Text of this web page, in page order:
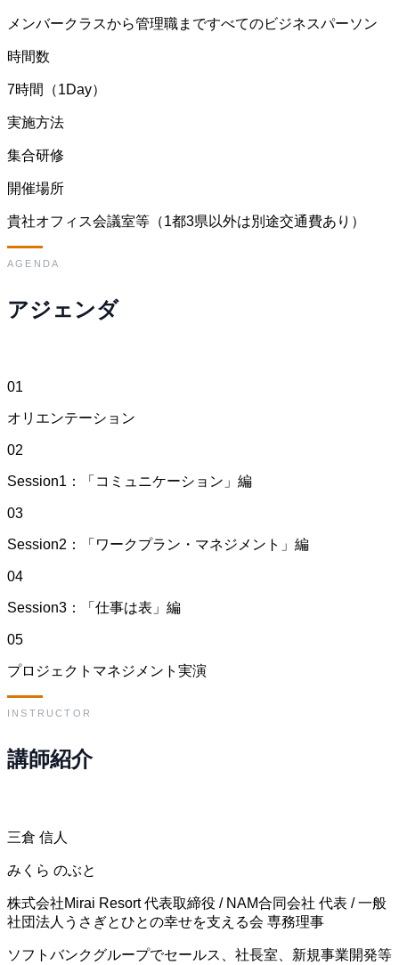
メンバークラスから管理職まですべてのビジネスパーソン
時間数
7時間（1Day）
実施方法
集合研修
開催場所
貴社オフィス会議室等（1都3県以外は別途交通費あり）
AGENDA
アジェンダ
01
オリエンテーション
02
Session1：「コミュニケーション」編
03
Session2：「ワークプラン・マネジメント」編
04
Session3：「仕事は表」編
05
プロジェクトマネジメント実演
INSTRUCTOR
講師紹介
三倉 信人
みくら のぶと
株式会社Mirai Resort 代表取締役 / NAM合同会社 代表 / 一般
社団法人うさぎとひとの幸せを支える会 専務理事
ソフトバンクグループでセールス、社長室、新規事業開発等